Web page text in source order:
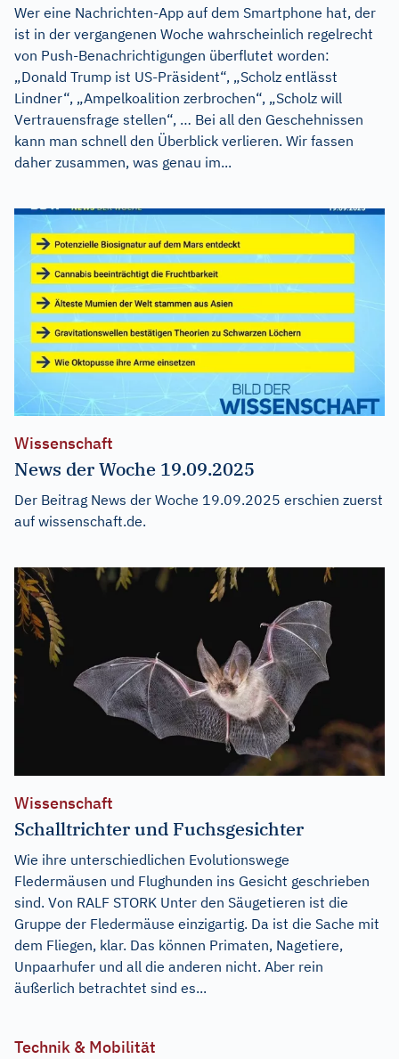
Wer eine Nachrichten-App auf dem Smartphone hat, der
ist in der vergangenen Woche wahrscheinlich regelrecht
von Push-Benachrichtigungen überflutet worden:
„Donald Trump ist US-Präsident“, „Scholz entlässt
Lindner“, „Ampelkoalition zerbrochen“, „Scholz will
Vertrauensfrage stellen“, … Bei all den Geschehnissen
kann man schnell den Überblick verlieren. Wir fassen
daher zusammen, was genau im...
Wissenschaft
News der Woche 19.09.2025
Der Beitrag News der Woche 19.09.2025 erschien zuerst
auf wissenschaft.de.
Wissenschaft
Schalltrichter und Fuchsgesichter
Wie ihre unterschiedlichen Evolutionswege
Fledermäusen und Flughunden ins Gesicht geschrieben
sind. Von RALF STORK Unter den Säugetieren ist die
Gruppe der Fledermäuse einzigartig. Da ist die Sache mit
dem Fliegen, klar. Das können Primaten, Nagetiere,
Unpaarhufer und all die anderen nicht. Aber rein
äußerlich betrachtet sind es...
Technik & Mobilität